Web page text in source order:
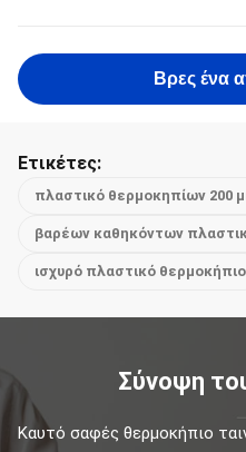
Βρες ένα
Ετικέτες:
πλαστικό θερμοκηπίων 200
βαρέων καθηκόντων
ισχυρό πλαστικό θερμοκήπιο
Σύνοψη
Καυτό σαφές θερμοκήπιο